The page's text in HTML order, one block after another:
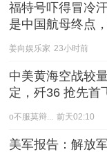
福特号吓得冒冷
是中国航母终点
姜向娱乐家 23小时前
中美黄海空战较
定，歼36 抢先首
o不服莫辩... 前天02:10
美军报告：解放